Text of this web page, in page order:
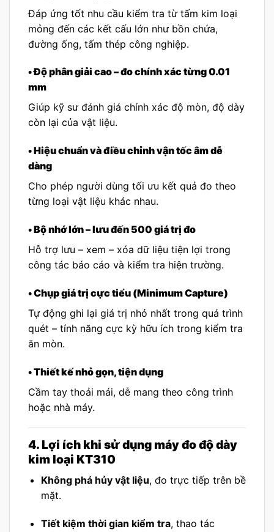
Đáp ứng tốt nhu cầu kiểm tra từ tấm kim loại
mỏng đến các kết cấu lớn như bồn chứa,
đường ống, tấm thép công nghiệp.
• Độ phân giải cao – đo chính xác từng 0.01
mm
Giúp kỹ sư đánh giá chính xác độ mòn, độ dày
còn lại của vật liệu.
• Hiệu chuẩn và điều chỉnh vận tốc âm dễ
dàng
Cho phép người dùng tối ưu kết quả đo theo
từng loại vật liệu khác nhau.
• Bộ nhớ lớn – lưu đến 500 giá trị đo
Hỗ trợ lưu – xem – xóa dữ liệu tiện lợi trong
công tác báo cáo và kiểm tra hiện trường.
• Chụp giá trị cực tiểu (Minimum Capture)
Tự động ghi lại giá trị nhỏ nhất trong quá trình
quét – tính năng cực kỳ hữu ích trong kiểm tra
ăn mòn.
• Thiết kế nhỏ gọn, tiện dụng
Cầm tay thoải mái, dễ mang theo công trình
hoặc nhà máy.
4. Lợi ích khi sử dụng máy đo độ dày
kim loại KT310
Không phá hủy vật liệu, đo trực tiếp trên bề
mặt.
Tiết kiệm thời gian kiểm tra, thao tác